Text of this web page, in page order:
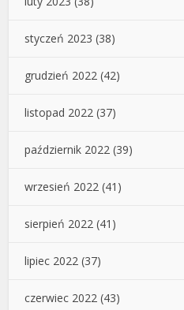
styczeń 2023 (38)
grudzień 2022 (42)
listopad 2022 (37)
październik 2022 (39)
wrzesień 2022 (41)
sierpień 2022 (41)
lipiec 2022 (37)
czerwiec 2022 (43)